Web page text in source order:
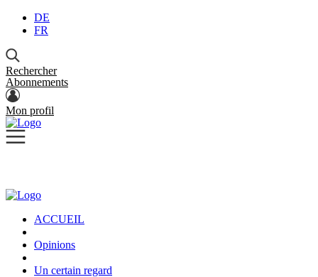
DE
FR
Rechercher
Abonnements
Mon profil
ACCUEIL
Opinions
Un certain regard